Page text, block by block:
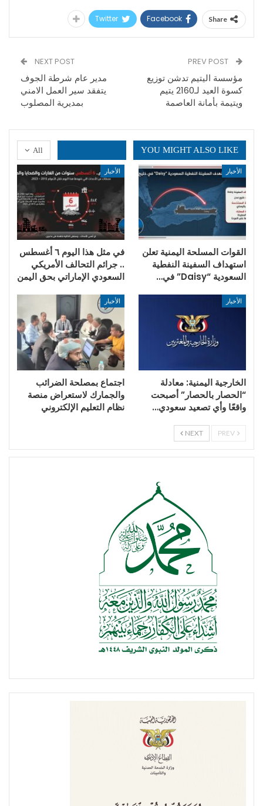
Share
Facebook
Twitter
مؤسسة اليتيم تدشن توزيع
كسوة العيد لـ2160 يتيم
ويتيمة بأمانة العاصمة
NEXT POST
مدير عام شرطة الجوف
يتفقد سير العمل الامني
بمديرية المصلوب
All YOU MIGHT ALSO LIKE
الأخبار
القوات المسلحة اليمنية تعلن
استهداف السفينة النفطية
السعودية “Daisy” في…
الأخبار
في مثل هذا اليوم ٦ أغسطس
.. جرائم التحالف الأمريكي
السعودي الإماراتي بحق اليمن
الأخبار
الخارجية اليمنية: معادلة
“الحصار بالحصار” أصبحت
واقعًا وأي تصعيد سعودي…
الأخبار
اجتماع بمصلحة الضرائب
والجمارك لاستعراض منصة
نظام التعليم الإلكتروني
NEXT